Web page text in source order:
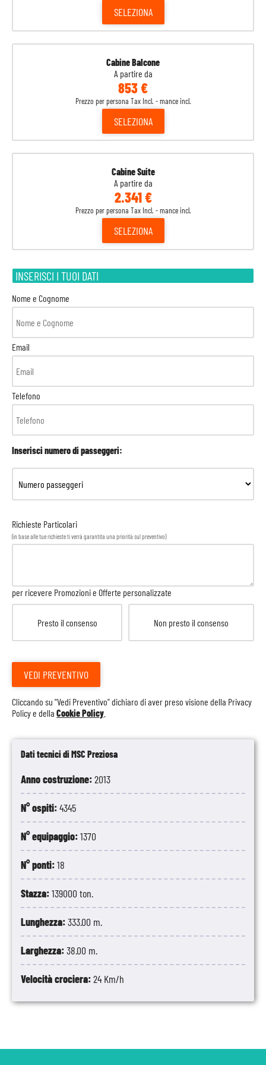
Dati tecnici di MSC Preziosa
Anno costruzione:2013
N° ospiti:4345
N° equipaggio:1370
N° ponti:18
Stazza:139000 ton.
Lunghezza:333.00 m.
Larghezza:38.00 m.
Velocità crociera:24 Km/h
SELEZIONA
Cabine Balcone
A partire da
853 €
Prezzo per persona Tax Incl. - mance incl.
SELEZIONA
Cabine Suite
A partire da
2.341 €
Prezzo per persona Tax Incl. - mance incl.
SELEZIONA
INSERISCI I TUOI DATI
Nome e Cognome
Email
Telefono
Inserisci numero di passeggeri:
Richieste Particolari
(in base alle tue richieste ti verrà garantita una priorità sul preventivo)
per ricevere Promozioni e Offerte personalizzate
Presto il consenso Non presto il consenso
VEDI PREVENTIVO
Cliccando su "Vedi Preventivo" dichiaro di aver preso visione della Privacy
Policye della Cookie Policy